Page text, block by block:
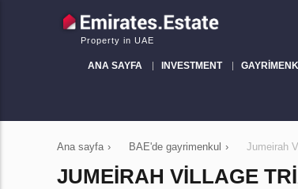
Property in UAE
ANA SAYFA INVESTMENT
Ana sayfa › BAE'de gayrimenkul › Jumeirah
JUMEIRAH VILLAGE